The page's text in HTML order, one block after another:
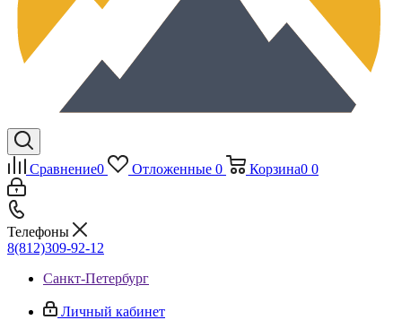
Сравнение0 Отложенные 0 Корзина0 0
Телефоны
8(812)309-92-12
Санкт-Петербург
Личный кабинет